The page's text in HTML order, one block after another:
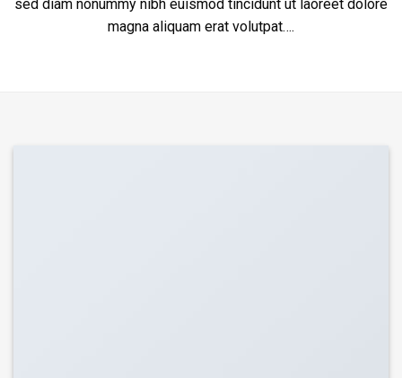
sed diam nonummy nibh euismod tincidunt ut laoreet dolore
magna aliquam erat volutpat….